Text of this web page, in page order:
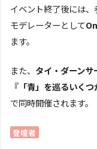
イベント終了後には、
モデレーターとして
ます。
また、 タイ・ダーンサ
『「青」を巡るいくつ
で同時開催されます。
登壇者